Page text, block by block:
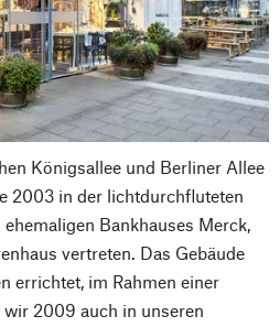
Königsallee und Berliner Allee
2003 in der lichtdurchfluteten
Bankhauses Merck,
vertreten. Das Gebäude
errichtet, im Rahmen einer
wir 2009 auch in unseren